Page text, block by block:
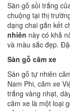
Sàn gỗ sồi trắng
chuộng tại thị
dạng chai gắn kết
nhiên này có khả
và màu sắc đẹp.
Sàn gỗ căm xe
Sàn gỗ tự nhiên
Nam Phi, căm xe
trắng vàng nhạt,
căm xe là một loại